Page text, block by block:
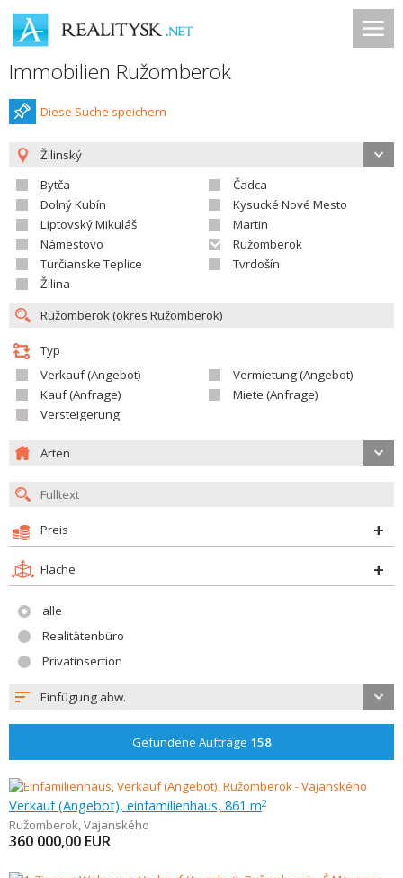
Immobilien Ružomberok
Diese Suche speichern
Žilinský
Bytča
Čadca
Dolný Kubín
Kysucké Nové Mesto
Liptovský Mikuláš
Martin
Námestovo
Ružomberok
Turčianske Teplice
Tvrdošín
Žilina
Typ
Verkauf (Angebot)
Vermietung (Angebot)
Kauf (Anfrage)
Miete (Anfrage)
Versteigerung
Arten
Preis
Fläche
alle
Realitätenbüro
Privatinsertion
Einfügung abw.
Gefundene Aufträge 158
Verkauf (Angebot), einfamilienhaus, 861 m2
Ružomberok,Vajanského
360 000,00 EUR